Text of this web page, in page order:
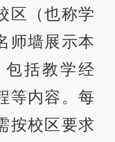
区（也称学
师墙展示本
括教学经
等内容。每
按校区要求